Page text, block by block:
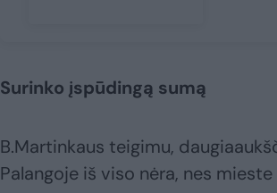
Surinko įspūdingą sumą
B.Martinkaus teigimu,
Palangoje iš viso nėra, nes